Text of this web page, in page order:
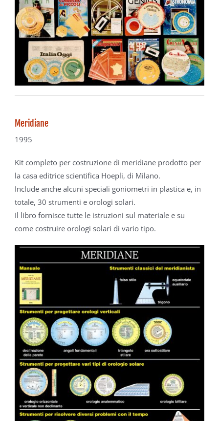
Meridiane
1995
Kit completo per costruzione di meridiane prodotto per
la casa editrice scientifica Hoepli, di Milano.
Include anche alcuni speciali goniometri in plastica e, in
totale, 30 strumenti e orologi solari.
Il libro fornisce tutte le istruzioni sul materiale e su
come costruire orologi solari di vario tipo.